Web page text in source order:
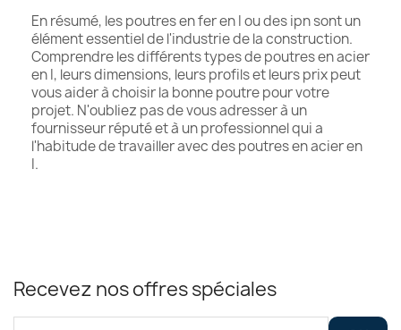
En résumé, les poutres en fer en I ou des ipn sont un
élément essentiel de l'industrie de la construction.
Comprendre les différents types de poutres en acier
en I, leurs dimensions, leurs profils et leurs prix peut
vous aider à choisir la bonne poutre pour votre
projet. N'oubliez pas de vous adresser à un
fournisseur réputé et à un professionnel qui a
l'habitude de travailler avec des poutres en acier en
I.
Recevez nos offres spéciales